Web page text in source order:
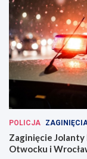
POLICJA
Zaginięcie
Otwocku i